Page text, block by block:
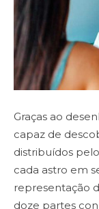
Graças ao
capaz de
distribuídos
cada astro em
representação
doze partes